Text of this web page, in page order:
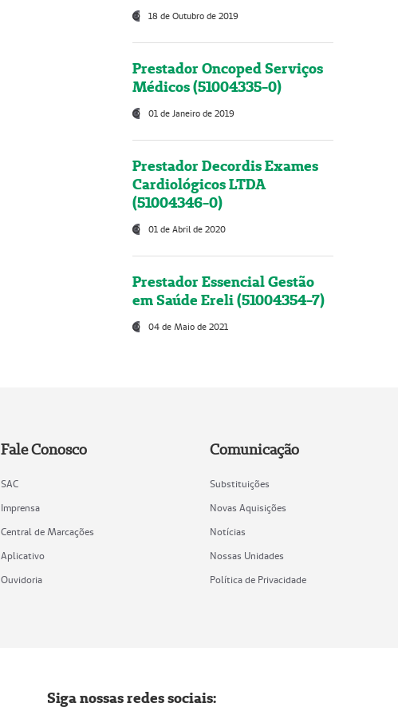
18 de Outubro de 2019
Prestador Oncoped Serviços
Médicos (51004335-0)
01 de Janeiro de 2019
Prestador Decordis Exames
Cardiológicos LTDA
(51004346-0)
01 de Abril de 2020
Prestador Essencial Gestão
em Saúde Ereli (51004354-7)
04 de Maio de 2021
Fale Conosco
SAC
Imprensa
Central de Marcações
Aplicativo
Ouvidoria
Comunicação
Substituições
Novas Aquisições
Notícias
Nossas Unidades
Política de Privacidade
Siga nossas redes sociais: